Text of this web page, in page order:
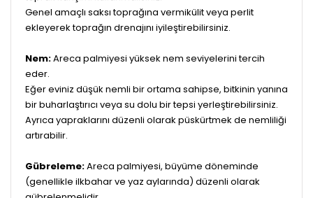
Genel amaçlı saksı toprağına vermikülit veya perlit
ekleyerek toprağın drenajını iyileştirebilirsiniz.
Nem:Areca palmiyesi yüksek nem seviyelerini tercih
eder.
Eğer eviniz düşük nemli bir ortama sahipse, bitkinin yanına
bir buharlaştırıcı veya su dolu bir tepsi yerleştirebilirsiniz.
Ayrıca yapraklarını düzenli olarak püskürtmek de nemliliği
artırabilir.
Gübreleme:Areca palmiyesi, büyüme döneminde
(genellikle ilkbahar ve yaz aylarında) düzenli olarak